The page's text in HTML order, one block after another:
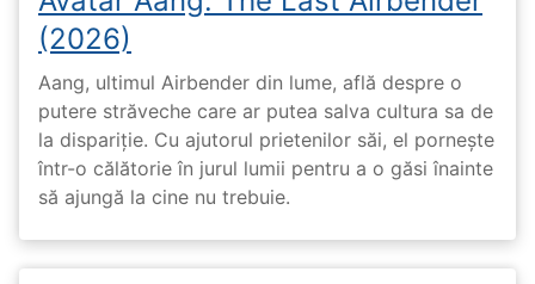
(2026)
Aang, ultimul Airbender din lume, află despre o
putere străveche care ar putea salva cultura sa de
la dispariție. Cu ajutorul prietenilor săi, el pornește
într-o călătorie în jurul lumii pentru a o găsi înainte
să ajungă la cine nu trebuie.